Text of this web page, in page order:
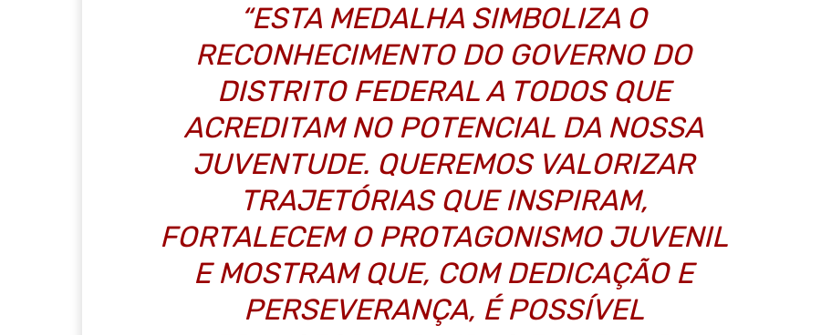
“ESTA MEDALHA SIMBOLIZA O
RECONHECIMENTO DO GOVERNO DO
DISTRITO FEDERAL A TODOS QUE
ACREDITAM NO POTENCIAL DA NOSSA
JUVENTUDE. QUEREMOS VALORIZAR
TRAJETÓRIAS QUE INSPIRAM,
FORTALECEM O PROTAGONISMO JUVENIL
E MOSTRAM QUE, COM DEDICAÇÃO E
PERSEVERANÇA, É POSSÍVEL